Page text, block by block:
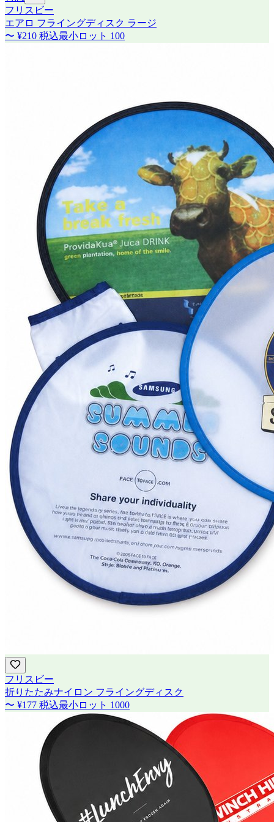
フリスビー
エアロ フライングディスク ラージ
〜 ¥210 税込最小ロット 100
フリスビー
折りたたみナイロン フライングディスク
〜 ¥177 税込最小ロット 1000